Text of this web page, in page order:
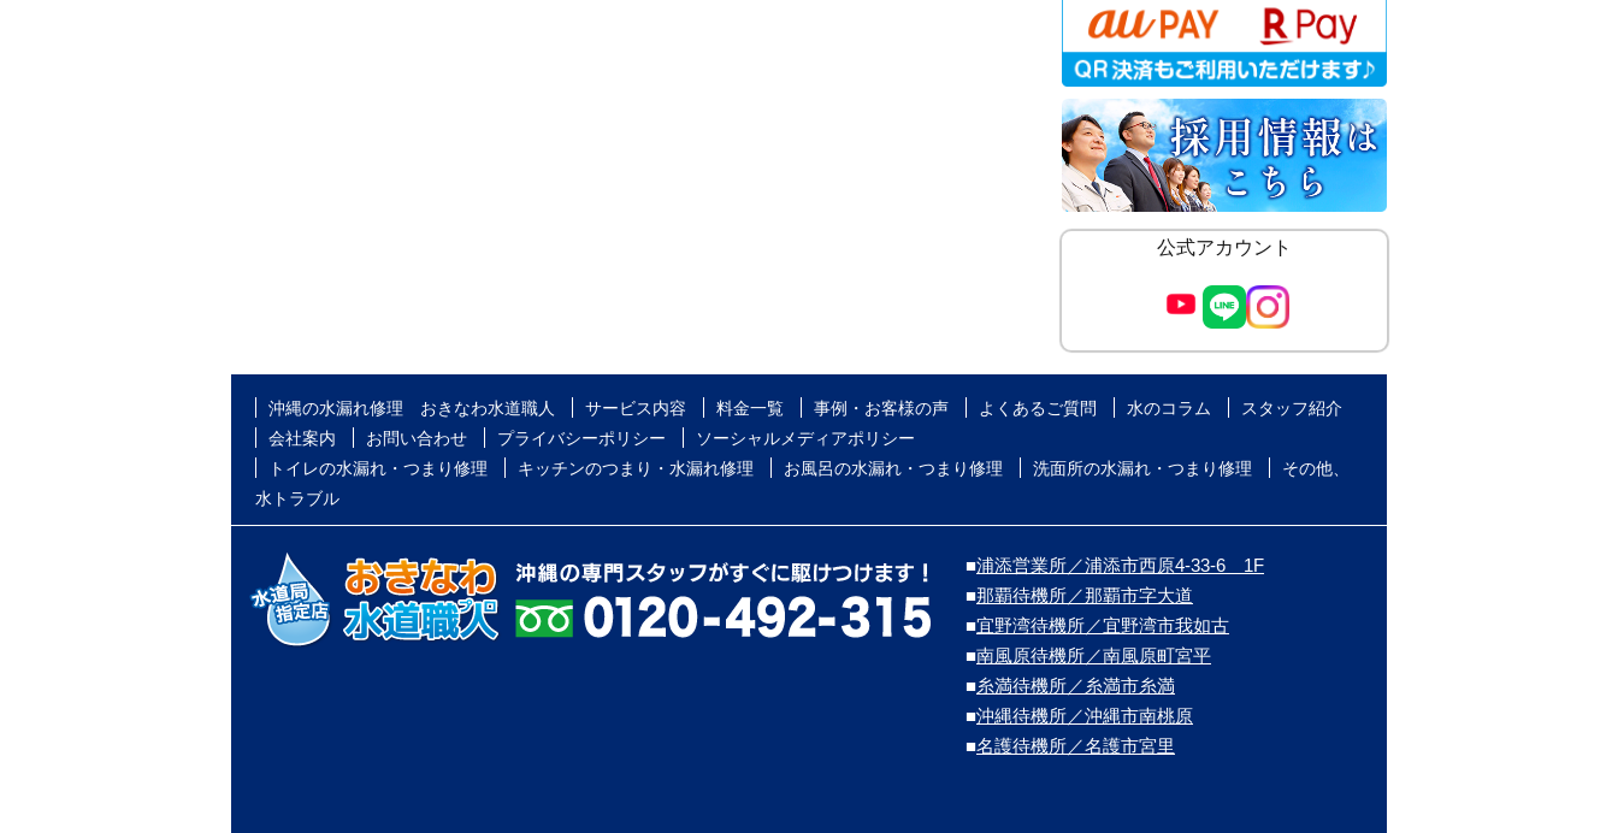
公式アカウント
沖縄の水漏れ修理 おきなわ水道職人 サービス内容 料金一覧 事例・お客様の声 よくあるご質問 水のコラム
スタッフ紹介
会社案内
お問い合わせ プライバシーポリシー
ソーシャルメディアポリシー
トイレの水漏れ・つまり修理
キッチンのつまり・水漏れ修理 お風呂の水漏れ・つまり修理 洗面所の水漏れ・つまり修理
その他、
水トラブル
■浦添営業所／浦添市西原4-33-6 1F
■那覇待機所／那覇市字大道
■宜野湾待機所／宜野湾市我如古
■南風原待機所／南風原町宮平
■糸満待機所／糸満市糸満
■沖縄待機所／沖縄市南桃原
■名護待機所／名護市宮里